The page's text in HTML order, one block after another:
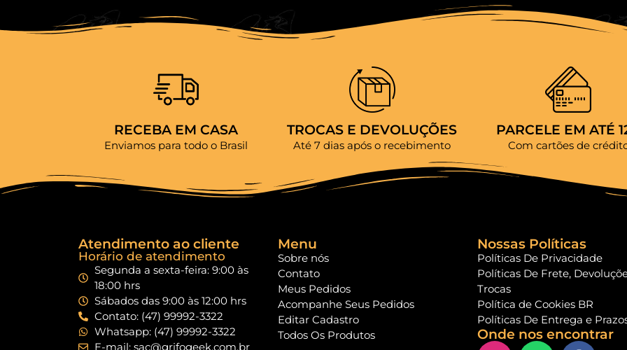
RECEBA EM CASA
Enviamos para todo o Brasil
TROCAS E DEVOLUÇÕES
Até 7 dias após o recebimento
PARCELE EM ATÉ
Com cartões de
Atendimento ao cliente
Horário de atendimento
Segunda a sexta-feira: 9:00 às
18:00 hrs
Sábados das 9:00 às 12:00 hrs
Contato: (47) 99992-3322
Whatsapp: (47) 99992-3322
E-mail: sac@grifogeek.com.br
Menu
Sobre nós
Contato
Meus Pedidos
Acompanhe Seus Pedidos
Editar Cadastro
Todos Os Produtos
Nossas Políticas
Políticas De Privacidade
Políticas De Frete,
Trocas
Política de Cookies BR
Políticas De Entrega e
Onde nos encontrar